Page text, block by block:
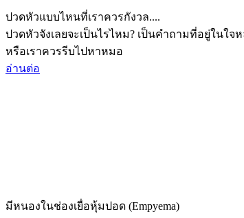
ปวดหัวแบบไหนที่เราควรกังวล....
ปวดหัวจังเลยจะเป็นไรไหม? เป็นคำถามที่อยู่ในใ
หรือเราควรรีบไปหาหมอ
อ่านต่อ
มีหนองในช่องเยื่อหุ้มปอด (Empyema)